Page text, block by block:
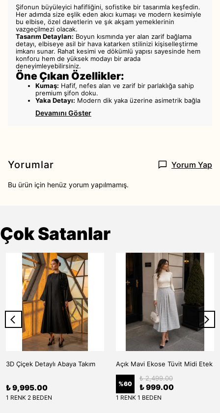
Şifonun büyüleyici hafifliğini, sofistike bir tasarımla keşfedin.
Her adımda size eşlik eden akıcı kumaşı ve modern kesimiyle
bu elbise, özel davetlerin ve şık akşam yemeklerinin
vazgeçilmezi olacak.
Tasarım Detayları: Boyun kısmında yer alan zarif bağlama
detayı, elbiseye asil bir hava katarken stilinizi kişiselleştirme
imkanı sunar. Rahat kesimi ve dökümlü yapısı sayesinde hem
konforu hem de yüksek modayı bir arada
deneyimleyebilirsiniz.
Öne Çıkan Özellikler:
Kumaş: Hafif, nefes alan ve zarif bir parlaklığa sahip
premium şifon doku.
Yaka Detayı: Modern dik yaka üzerine asimetrik bağla
Devamını Göster
Yorumlar Yorum Yap
Bu ürün için henüz yorum yapılmamış.
Çok Satanlar
3D Çiçek Detaylı Abaya Takım
₺ 9,995.00
1 RENK 2 BEDEN
Açık Mavi Ekose Tüvit Midi Etek
%60
₺ 2,499.00
₺ 999.00
1 RENK 1 BEDEN